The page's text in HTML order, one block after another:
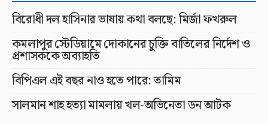
বিরোধী দল হাসিনার ভাষায় কথা বলছে: মির্জা ফখরুল
কমলাপুর স্টেডিয়ামে দোকানের চুক্তি বাতিলের নির্দেশ ও
প্রশাসককে অব্যাহতি
বিপিএল এই বছর নাও হতে পারে: তামিম
সালমান শাহ হত্যা মামলায় খল-অভিনেতা ডন আটক